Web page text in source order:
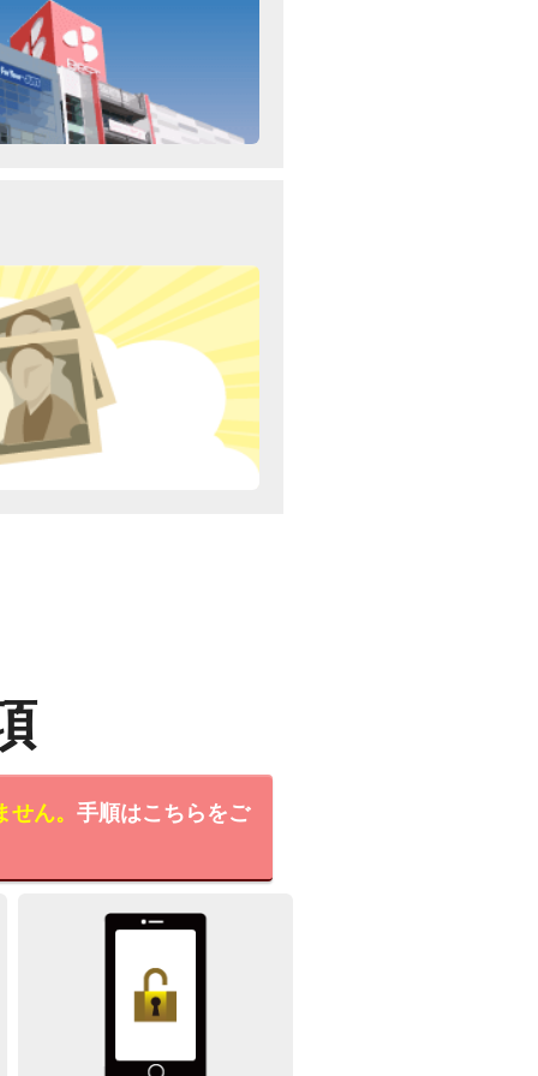
ん。 手順はこちらをご